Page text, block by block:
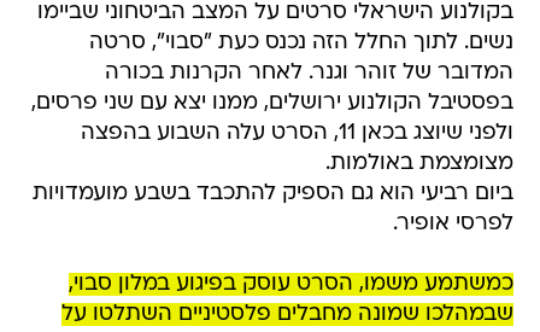
בקולנוע הישראלי סרטים על המצב הביטחוני שביימו
נשים. לתוך החלל הזה נכנס כעת "סבוי", סרטה
המדובר של זוהר וגנר. לאחר הקרנות בכורה
בפסטיבל הקולנוע ירושלים, ממנו יצא עם שני פרסים,
ולפני שיוצג בכאן 11, הסרט עלה השבוע בהפצה
מצומצמת באולמות.
ביום רביעי הוא גם הספיק להתכבד בשבע מועמדויות
לפרסי אופיר.
כמשתמע משמו, הסרט עוסק בפיגוע במלון סבוי,
שבמהלכו שמונה מחבלים פלסטיניים השתלטו על